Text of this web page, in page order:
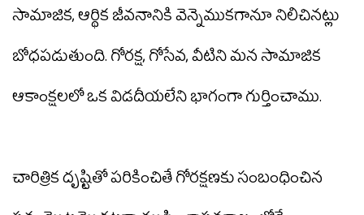
సామాజిక, ఆర్థిక జీవనానికి వెన్నెముకగానూ నిలిచినట్లు
బోధపడుతుంది. గోరక్ష, గోసేవ, వీటిని మన సామాజిక
ఆకాంక్షలలో ఒక విడదీయలేని భాగంగా గుర్తించాము.
చారిత్రిక దృష్టితో పరికించితే గోరక్షణకు సంబంధించిన